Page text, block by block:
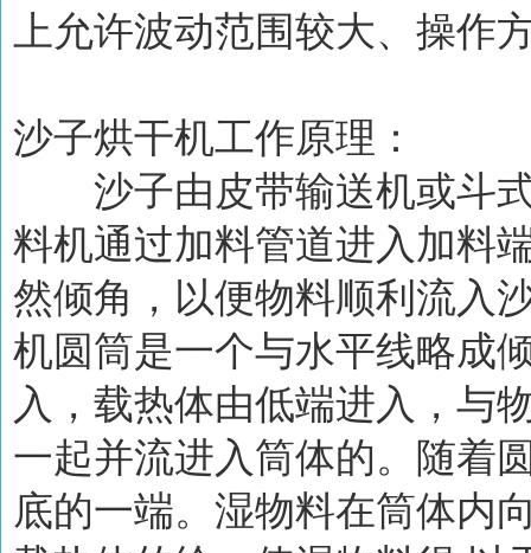
上允许波动范围较大、操作
沙子烘干机工作原理：
沙子由皮带输送机或斗式
料机通过加料管道进入加料
然倾角，以便物料顺利流入
机圆筒是一个与水平线略成
入，载热体由低端进入，与
一起并流进入筒体的。随着
底的一端。湿物料在筒体内